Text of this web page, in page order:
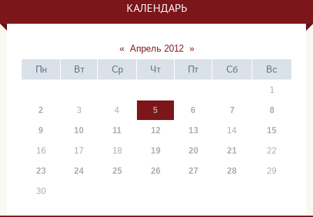
КАЛЕНДАРЬ
« Апрель 2012 »
Пн
Вт Ср Чт Пт Сб Вс
1
2 3 4 5 6 7 8
9 10 11 12 13 14 15
16 17 18 19 20 21 22
23 24 25 26 27 28 29
30